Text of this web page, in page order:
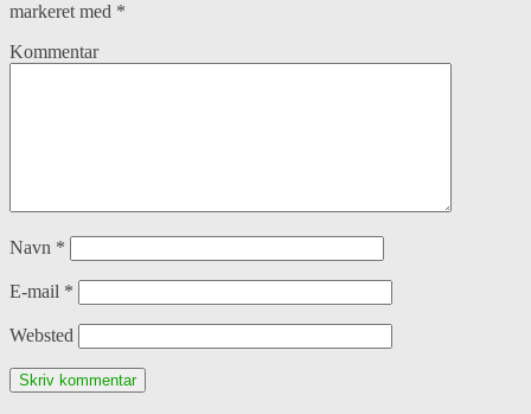
markeret med *
Kommentar
Navn *
E-mail *
Websted